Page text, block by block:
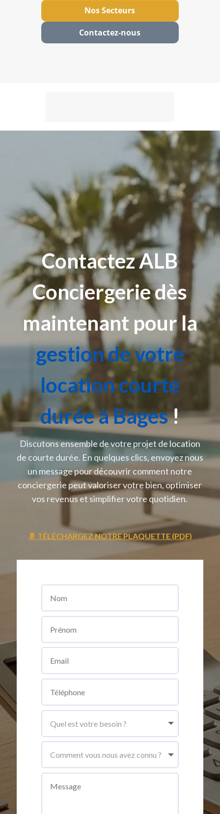
Nos Secteurs
Contactez‑nous
ContactezALB
Conciergerie dès
maintenant pour la
gestion de votre
location courte
durée à Bages!
Discutons ensemble de votre projet de location
de courte durée. En quelques clics, envoyez nous
un message pour découvrir comment notre
conciergerie peut valoriser votre bien, optimiser
vos revenus et simplifier votre quotidien.
📄 TÉLÉCHARGEZ NOTRE PLAQUETTE (PDF)